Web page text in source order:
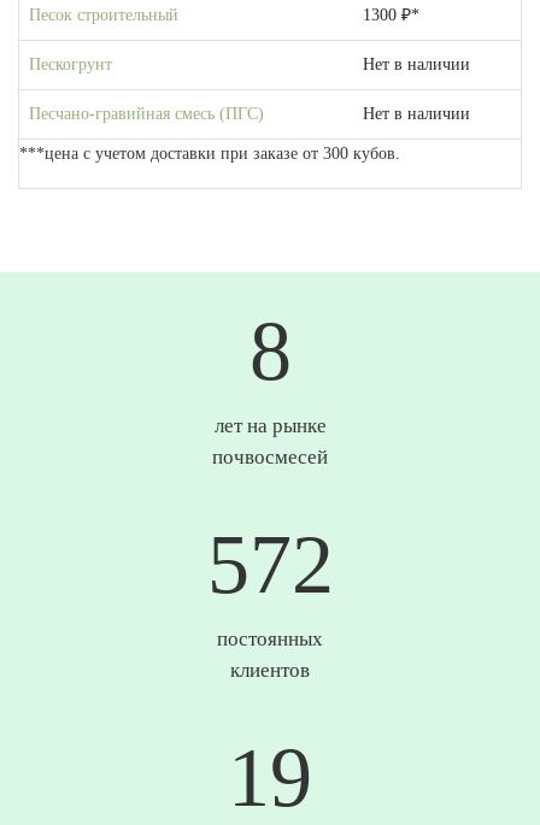
Песок строительный 1300 ₽*
Пескогрунт Нет в наличии
Песчано-гравийная смесь (ПГС) Нет в наличии
***цена с учетом доставки при заказе от 300 кубов.
10
лет на рынке
почвосмесей
713
постоянных
клиентов
24